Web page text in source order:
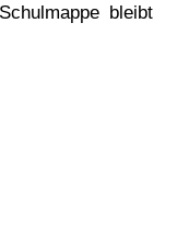
bleibt